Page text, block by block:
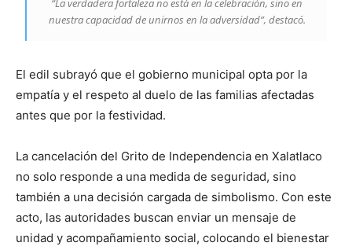
“La verdadera fortaleza no está en la celebración, sino en
nuestra capacidad de unirnos en la adversidad”, destacó.
El edil subrayó que el gobierno municipal opta por la
empatía y el respeto al duelo de las familias afectadas
antes que por la festividad.
La cancelación del Grito de Independencia en Xalatlaco
no solo responde a una medida de seguridad, sino
también a una decisión cargada de simbolismo. Con este
acto, las autoridades buscan enviar un mensaje de
unidad y acompañamiento social, colocando el bienestar